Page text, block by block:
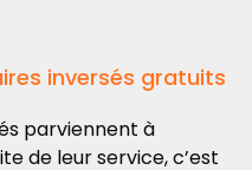
inversés gratuits
parviennent à
de leur service, c’est